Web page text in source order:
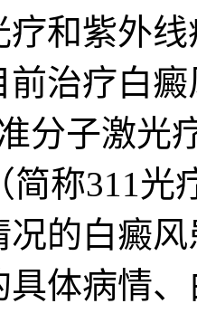
疗和紫外
前治疗白
分子激光
简称311光
况的白癜
具体病情